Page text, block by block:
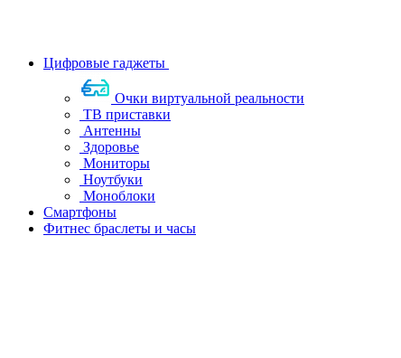
Цифровые гаджеты
Очки виртуальной реальности
ТВ приставки
Антенны
Здоровье
Мониторы
Ноутбуки
Моноблоки
Смартфоны
Фитнес браслеты и часы